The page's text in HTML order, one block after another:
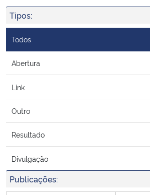
Ministério da Cidadania
Ministério da Saúde
Ministério de Minas e Energia
Ministério da Ciência, Tecnologia, Inovações e
Ministério do Meio Ambiente
Ministério do Desenvolvimento Regional
Tipos:
Todos
Abertura
Link
Outro
Resultado
Divulgação
Publicações: